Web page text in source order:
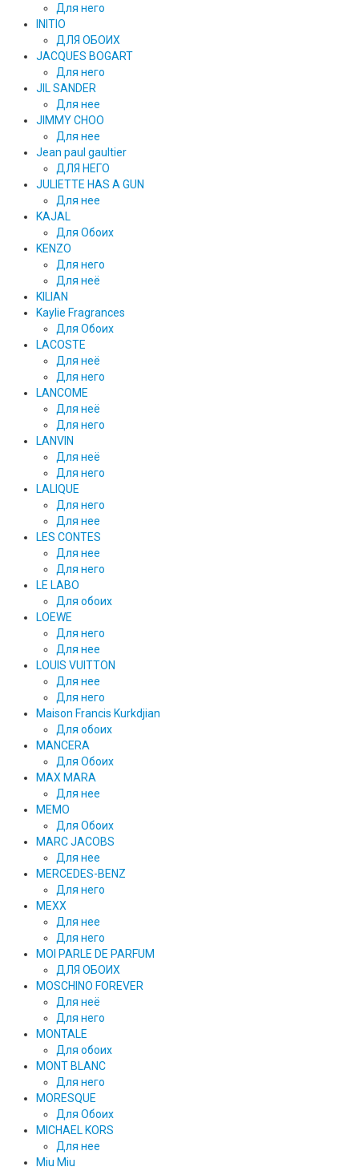
Для него
INITIO
ДЛЯ ОБОИХ
JACQUES BOGART
Для него
JIL SANDER
Для нее
JIMMY CHOO
Для нее
Jean paul gaultier
ДЛЯ НЕГО
JULIETTE HAS A GUN
Для нее
KAJAL
Для Обоих
KENZO
Для него
Для неё
KILIAN
Kaylie Fragrances
Для Обоих
LACOSTE
Для неё
Для него
LANCOME
Для неё
Для него
LANVIN
Для неё
Для него
LALIQUE
Для него
Для нее
LES CONTES
Для нее
Для него
LE LABO
Для обоих
LOEWE
Для него
Для нее
LOUIS VUITTON
Для нее
Для него
Maison Francis Kurkdjian
Для обоих
MANCERA
Для Обоих
MAX MARA
Для нее
MEMO
Для Обоих
MARC JACOBS
Для нее
MERCEDES-BENZ
Для него
MEXX
Для нее
Для него
MOI PARLE DE PARFUM
ДЛЯ ОБОИХ
MOSCHINO FOREVER
Для неё
Для него
MONTALE
Для обоих
MONT BLANC
Для него
MORESQUE
Для Обоих
MICHAEL KORS
Для нее
Miu Miu